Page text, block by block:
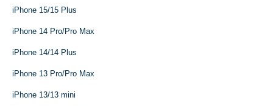
iPhone 15/15 Plus
iPhone 14 Pro/Pro Max
iPhone 14/14 Plus
iPhone 13 Pro/Pro Max
iPhone 13/13 mini